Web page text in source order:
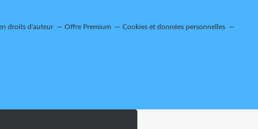
droits d'auteur Offre Premium Cookies et données personnelles